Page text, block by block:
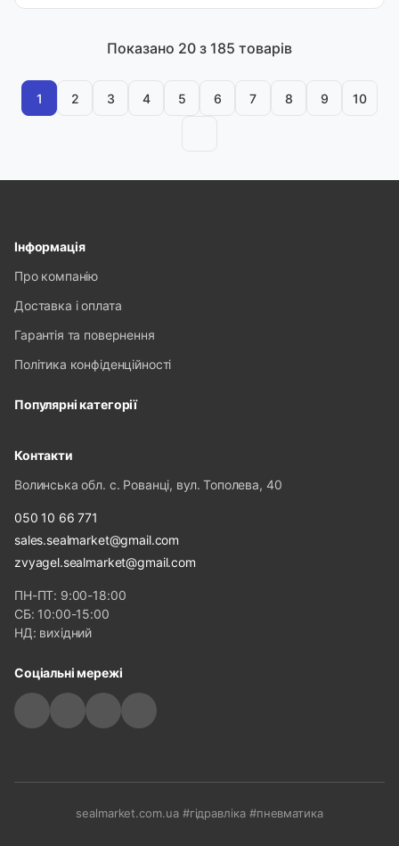
Показано 20 з 185 товарів
1 2 3 4 5 6 7 8 9 10
Інформація
Про компанію
Доставка і оплата
Гарантія та повернення
Політика конфіденційності
Популярні категорії
Контакти
Волинська обл. с. Рованці, вул. Тополева, 40
050 10 66 771
sales.sealmarket@gmail.com
zvyagel.sealmarket@gmail.com
ПН-ПТ: 9:00-18:00
СБ: 10:00-15:00
НД: вихідний
Соціальні мережі
sealmarket.com.ua #гідравліка #пневматика